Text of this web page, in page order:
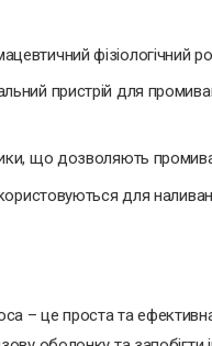
фізіологічний
пристрій для
що дозволяють
для
– це проста та